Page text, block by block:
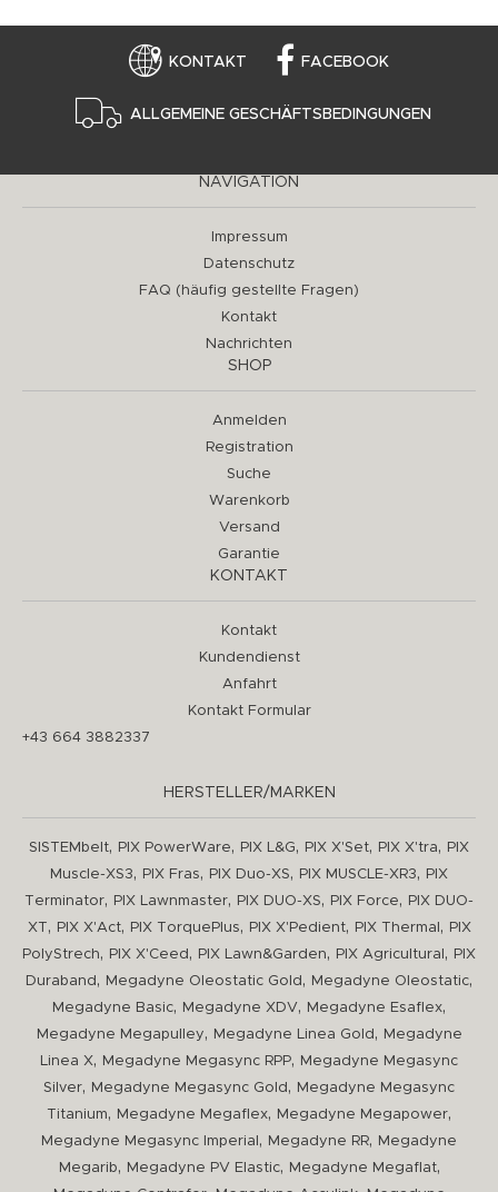
KONTAKT FACEBOOK
ALLGEMEINE GESCHÄFTSBEDINGUNGEN
NAVIGATION
Impressum
Datenschutz
FAQ (häufig gestellte Fragen)
Kontakt
Nachrichten
SHOP
Anmelden
Registration
Suche
Warenkorb
Versand
Garantie
KONTAKT
Kontakt
Kundendienst
Anfahrt
Kontakt Formular
+43 664 3882337
HERSTELLER/MARKEN
SISTEMbelt, PIX PowerWare, PIX L&G, PIX X'Set, PIX X'tra,
PIX
Muscle-XS3, PIX Fras, PIX Duo-XS, PIX MUSCLE-XR3,
PIX
Terminator, PIX Lawnmaster, PIX DUO-XS, PIX Force,
PIX DUO-
XT, PIX X'Act, PIX TorquePlus, PIX X'Pedient, PIX Thermal ,
PIX
PolyStrech, PIX X'Ceed , PIX Lawn&Garden, PIX Agricultural ,
PIX
Duraband , Megadyne Oleostatic Gold , Megadyne Oleostatic,
Megadyne Basic, Megadyne XDV, Megadyne Esaflex,
Megadyne Megapulley, Megadyne Linea Gold ,
Megadyne
Linea X, Megadyne Megasync RPP,
Megadyne Megasync
Silver, Megadyne Megasync Gold ,
Megadyne Megasync
Titanium, Megadyne Megaflex, Megadyne Megapower,
Megadyne Megasync Imperial , Megadyne RR,
Megadyne
Megarib, Megadyne PV Elastic, Megadyne Megaflat,